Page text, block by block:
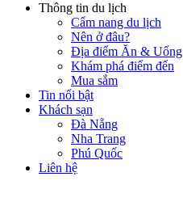
Thông tin du lịch
Cẩm nang du lịch
Nên ở đâu?
Địa điểm Ăn & Uống
Khám phá điểm đến
Mua sắm
Tin nổi bật
Khách sạn
Đà Nẵng
Nha Trang
Phú Quốc
Liên hệ